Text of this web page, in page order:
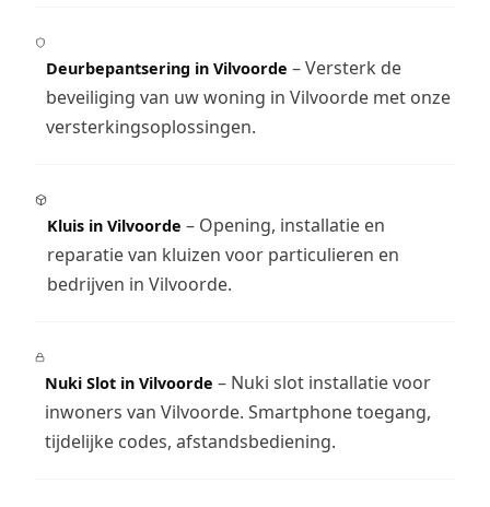
Deurbepantsering in Vilvoorde – Versterk de
beveiliging van uw woning in Vilvoorde met onze
versterkingsoplossingen.
Kluis in Vilvoorde – Opening, installatie en
reparatie van kluizen voor particulieren en
bedrijven in Vilvoorde.
Nuki Slot in Vilvoorde – Nuki slot installatie voor
inwoners van Vilvoorde. Smartphone toegang,
tijdelijke codes, afstandsbediening.